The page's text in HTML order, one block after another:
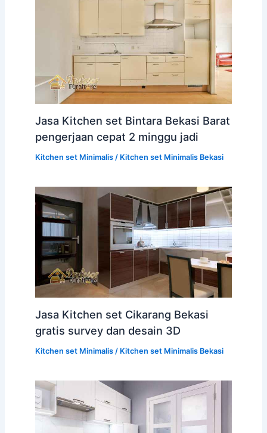
Jasa Kitchen set Bintara Bekasi Barat
pengerjaan cepat 2 minggu jadi
Kitchen set Minimalis/ Kitchen set Minimalis Bekasi
Jasa Kitchen set Cikarang Bekasi
gratis survey dan desain 3D
Kitchen set Minimalis/ Kitchen set Minimalis Bekasi